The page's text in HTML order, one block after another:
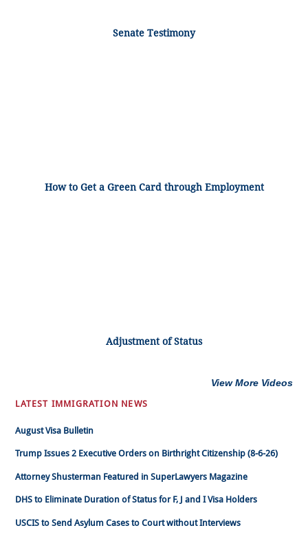
Senate Testimony
How to Get a Green Card through Employment
Adjustment of Status
View More Videos
LATEST IMMIGRATION NEWS
August Visa Bulletin
Trump Issues 2 Executive Orders on Birthright Citizenship (8-6-26)
Attorney Shusterman Featured in SuperLawyers Magazine
DHS to Eliminate Duration of Status for F, J and I Visa Holders
USCIS to Send Asylum Cases to Court without Interviews